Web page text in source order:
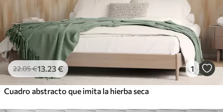
22.05€13 .23€ 1
Cuadro abstracto que imita la hierba seca